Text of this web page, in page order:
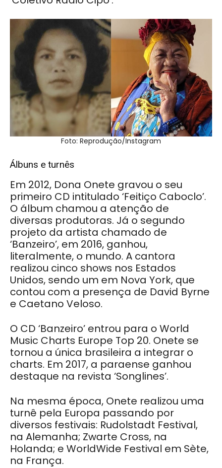
Foto: Reprodução/Instagram
Álbuns e turnês
Em 2012, Dona Onete gravou o seu
primeiro CD intitulado ‘Feitiço Caboclo’.
O álbum chamou a atenção de
diversas produtoras. Já o segundo
projeto da artista chamado de
‘Banzeiro’, em 2016, ganhou,
literalmente, o mundo. A cantora
realizou cinco shows nos Estados
Unidos, sendo um em Nova York, que
contou com a presença de David Byrne
e Caetano Veloso.
O CD ‘Banzeiro’ entrou para o World
Music Charts Europe Top 20. Onete se
tornou a única brasileira a integrar o
charts. Em 2017, a paraense ganhou
destaque na revista ‘Songlines’.
Na mesma época, Onete realizou uma
turnê pela Europa passando por
diversos festivais: Rudolstadt Festival,
na Alemanha; Zwarte Cross, na
Holanda; e WorldWide Festival em Sète,
na França.